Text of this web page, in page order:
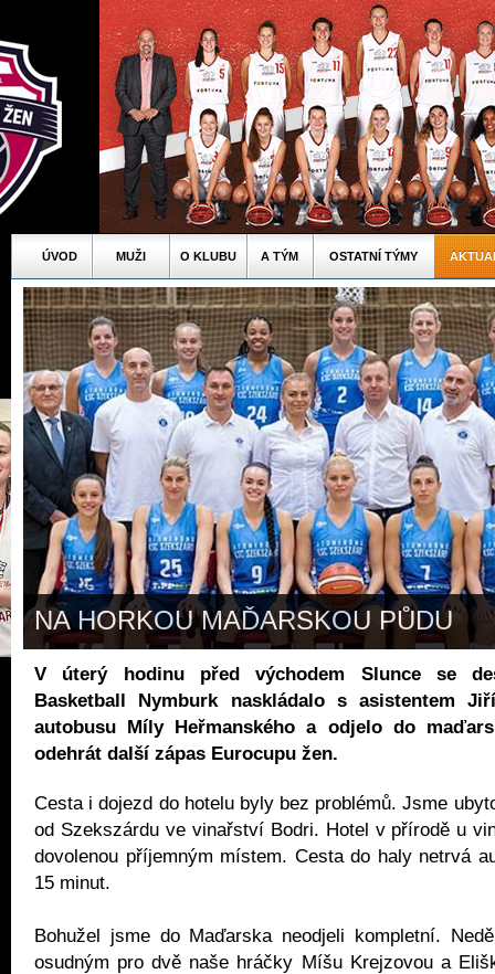
ÚVOD MUŽI O KLUBU A TÝM OSTATNÍ TÝMY
NA HORKOU MAĎARSKOU PŮDU
V úterý hodinu před východem Slunce se
Basketball Nymburk naskládalo s asistentem
autobusu Míly Heřmanského a odjelo do
odehrát další zápas Eurocupu žen.
Cesta i dojezd do hotelu byly bez problémů. Jsme
od Szekszárdu ve vinařství Bodri. Hotel v přírodě u
dovolenou příjemným místem. Cesta do haly netrvá
15 minut.
Bohužel jsme do Maďarska neodjeli kompletní.
osudným pro dvě naše hráčky Míšu Krejzovou a